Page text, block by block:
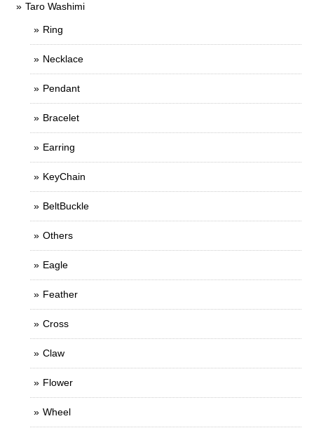
Taro Washimi
Ring
Necklace
Pendant
Bracelet
Earring
KeyChain
BeltBuckle
Others
Eagle
Feather
Cross
Claw
Flower
Wheel